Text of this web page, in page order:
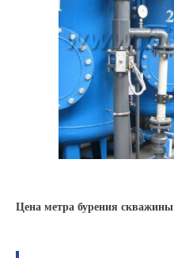
Цена метра бурения скважины